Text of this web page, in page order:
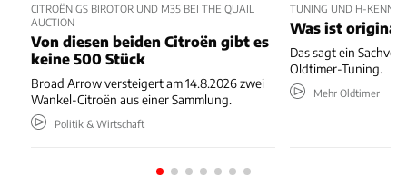
CITROËN GS BIROTOR UND M35 BEI THE QUAIL
AUCTION
Von diesen beiden Citroën gibt es
keine 500 Stück
Broad Arrow versteigert am 14.8.2026 zwei
Wankel-Citroën aus einer Sammlung.
Politik & Wirtschaft
TUNING UND H-
Was ist original
Das sagt ein
Oldtimer-Tuning.
Mehr Oldtimer